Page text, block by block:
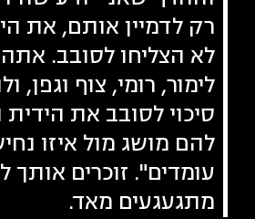
רק לדמיין אותם, את
לא הצליחו לסובב.
לימור, רומי, צוף וגפן,
סיכוי לסובב את הידית
להם מושג מול איזו
עומדים". זוכרים אותך
מתגעגעים מאד.